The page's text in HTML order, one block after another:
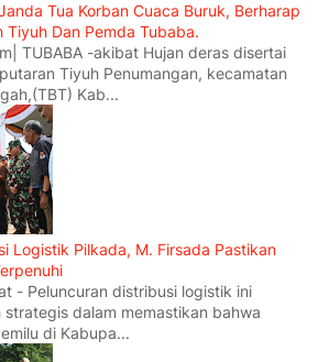
Tua Korban Cuaca Buruk, Berharap
Tiyuh Dan Pemda Tubaba.
TUBABA -akibat Hujan deras disertai
Tiyuh Penumangan, kecamatan
Kab...
Logistik Pilkada, M. Firsada Pastikan
- Peluncuran distribusi logistik ini
dalam memastikan bahwa
di Kabupa...